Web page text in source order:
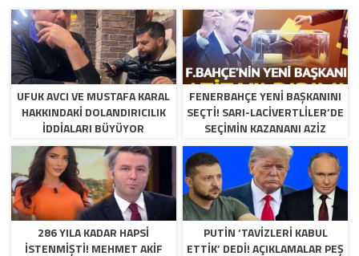
UFUK AVCI VE MUSTAFA KARAL
HAKKINDAKI DOLANDIRICILIK
İDDIALARI BÜYÜYOR
FENERBAHÇE YENI BAŞKANINI
SEÇTI! SARI-LACIVERTLILER’DE
SEÇIMIN KAZANANI AZIZ
YILDIRIM OLDU
286 YILA KADAR HAPSI
ISTENMIŞTI! MEHMET AKIF
PUTIN ‘TAVIZLERI KABUL
ETTIK’ DEDI! AÇIKLAMALAR PEŞ